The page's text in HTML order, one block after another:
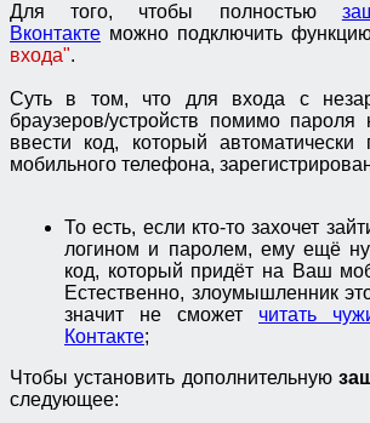
Для того, чтобы полностью
Вконтакте можно подключить
входа".
Суть в том, что для входа с
браузеров/устройств помимо пароля
ввести код, который
мобильного телефона,
То есть, если кто-то захочет
логином и паролем, ему ещё
код, который придёт на Ваш
Естественно, злоумышленник
значит не сможет читать
Контакте;
Чтобы установить дополнительную
следующее: